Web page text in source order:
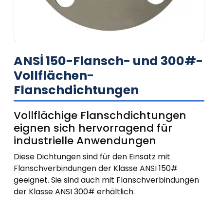
ANSİ 150-Flansch- und 300#-
Vollflächen-
Flanschdichtungen
Vollflächige Flanschdichtungen
eignen sich hervorragend für
industrielle Anwendungen
Diese Dichtungen sind für den Einsatz mit
Flanschverbindungen der Klasse ANSI 150#
geeignet. Sie sind auch mit Flanschverbindungen
der Klasse ANSI 300# erhältlich.